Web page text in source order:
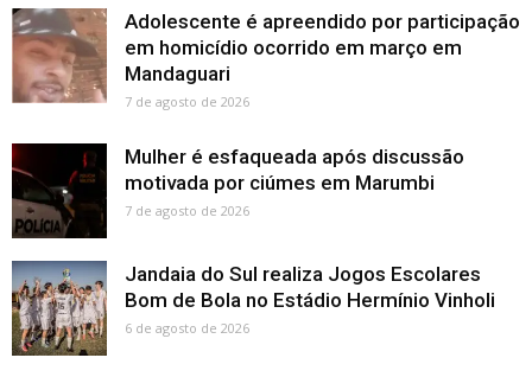
Adolescente é apreendido por participação
em homicídio ocorrido em março em
Mandaguari
7 de agosto de 2026
Mulher é esfaqueada após discussão
motivada por ciúmes em Marumbi
7 de agosto de 2026
Jandaia do Sul realiza Jogos Escolares
Bom de Bola no Estádio Hermínio Vinholi
6 de agosto de 2026